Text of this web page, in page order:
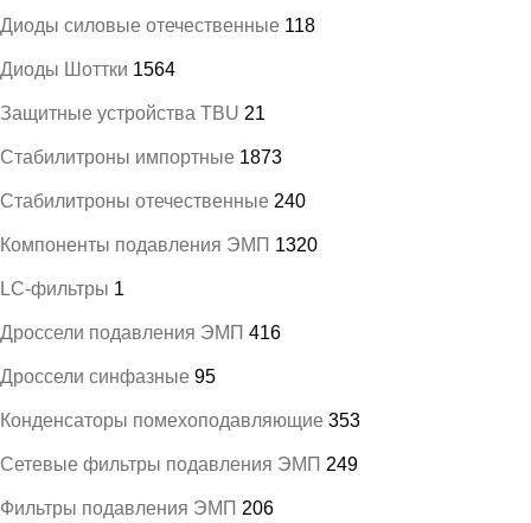
Диоды силовые отечественные 118
Диоды Шоттки 1564
Защитные устройства TBU 21
Стабилитроны импортные 1873
Стабилитроны отечественные 240
Компоненты подавления ЭМП 1320
LC-фильтры 1
Дроссели подавления ЭМП 416
Дроссели синфазные 95
Конденсаторы помехоподавляющие 353
Сетевые фильтры подавления ЭМП 249
Фильтры подавления ЭМП 206